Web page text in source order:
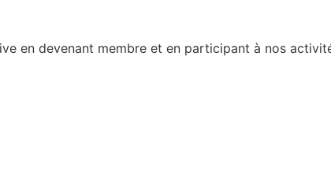
en devenant membre et en participant à nos